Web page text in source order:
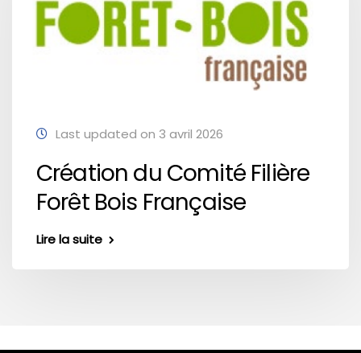
Last updated on 3 avril 2026
Création du Comité Filière
Forêt Bois Française
Lire la suite